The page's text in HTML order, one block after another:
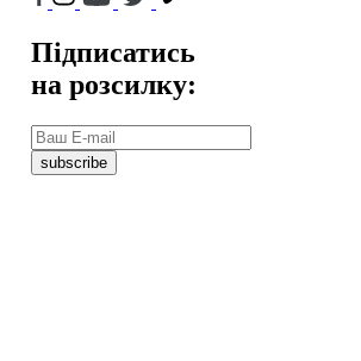
Підписатись
на розсилку:
subscribe